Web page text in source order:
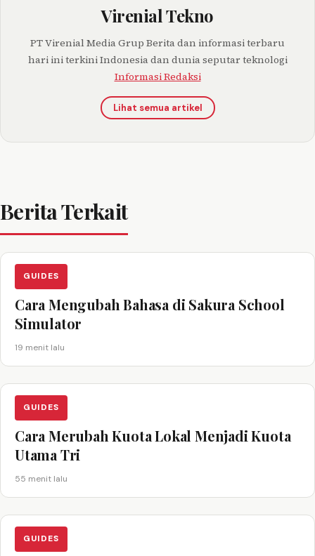
Virenial Tekno
PT Virenial Media Grup Berita dan informasi terbaru
hari ini terkini Indonesia dan dunia seputar teknologi
Informasi Redaksi
Lihat semua artikel
Berita Terkait
GUIDES
Cara Mengubah Bahasa di Sakura School
Simulator
19 menit lalu
GUIDES
Cara Merubah Kuota Lokal Menjadi Kuota
Utama Tri
55 menit lalu
GUIDES